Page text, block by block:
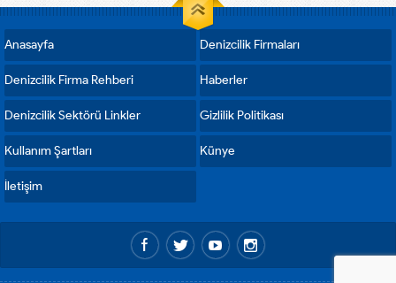
Anasayfa Denizcilik Firmaları
Denizcilik Firma Rehberi Haberler
Denizcilik Sektörü Linkler Gizlilik Politikası
Kullanım Şartları Künye
İletişim